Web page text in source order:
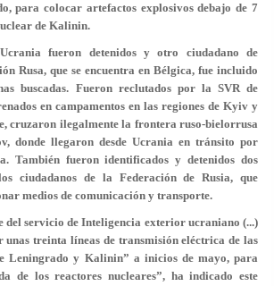
para colocar artefactos explosivos debajo de 7
de Kalinin.
fueron detenidos y otro ciudadano de
Rusa, que se encuentra en Bélgica, fue incluido
buscadas. Fueron reclutados por la SVR de
en campamentos en las regiones de Kyiv y
cruzaron ilegalmente la frontera ruso-bielorrusa
donde llegaron desde Ucrania en tránsito por
También fueron identificados y detenidos dos
ciudadanos de la Federación de Rusia, que
medios de comunicación y transporte.
del servicio de Inteligencia exterior ucraniano (...)
unas treinta líneas de transmisión eléctrica de las
Leningrado y Kalinin” a inicios de mayo, para
de los reactores nucleares”, ha indicado este